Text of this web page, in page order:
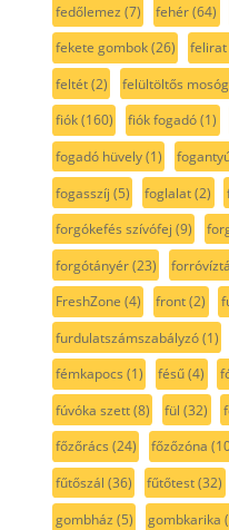
fedőlemez (7) fehér(64)
fekete gombok(26) felirat
feltét(2) felültöltős
fiók(160) fiók fogadó(1)
fogadó hüvely(1)
fogasszíj (5) foglalat(2)
forgókefés szívófej (9)
forgótányér(23)
FreshZone (4) front(2)
furdulatszámszabályzó(1)
fémkapocs (1) fésű(4)
fúvóka szett(8) fül (32)
főzőrács (24) főzőzóna
fűtőszál (36) fűtőtest(32)
gombház (5) gombkarika